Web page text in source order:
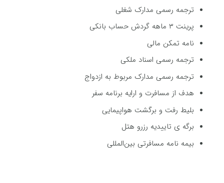
ترجمه رسمی مدارک شغلی
پرینت ۳ ماهه گردش حساب بانکی
نامه تمکن مالی
ترجمه رسمی اسناد ملکی
ترجمه رسمی مدارک مربوط به ازدواج
هدف از مسافرت و ارایه برنامه سفر
بلیط رفت ‌و برگشت هواپیمایی
برگه ی تاییدیه رزرو هتل
بیمه نامه مسافرتی بین‌المللی